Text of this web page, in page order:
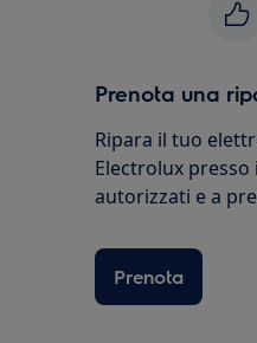
Prenota una
Ripara il tuo
Electrolux
autorizzati e a
Prenota